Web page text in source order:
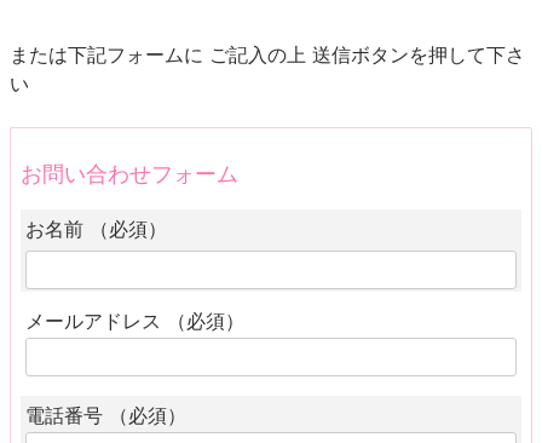
または下記フォームに ご記入の上 送信ボタンを押して下さ
い
お問い合わせフォーム
お名前 （必須）
メールアドレス （必須）
電話番号 （必須）